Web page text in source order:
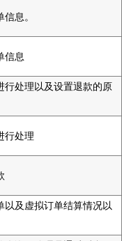
息。
信息
行处理以及设置退款的原
行处理
及虚拟订单结算情况以